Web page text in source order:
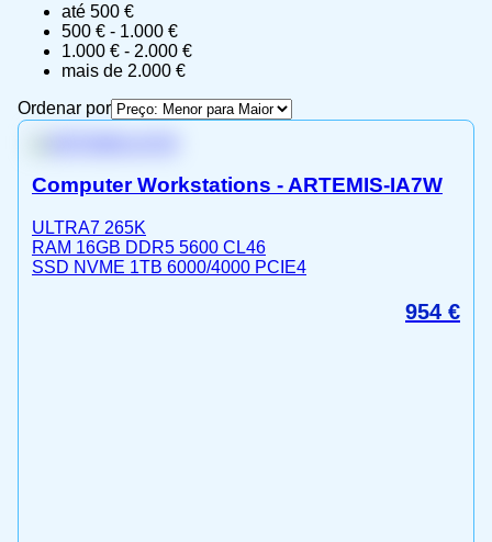
até 500 €
500 € - 1.000 €
1.000 € - 2.000 €
mais de 2.000 €
Ordenar por
Computer Workstations - ARTEMIS-IA7W
ULTRA7 265K
RAM 16GB DDR5 5600 CL46
SSD NVME 1TB 6000/4000 PCIE4
954 €